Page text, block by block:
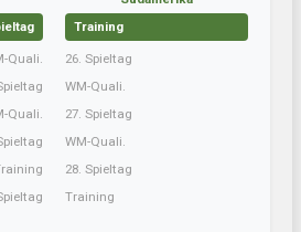
Quali.
Quali.
Training
26. Spieltag
WM-Quali.
27. Spieltag
WM-Quali.
28. Spieltag
Training